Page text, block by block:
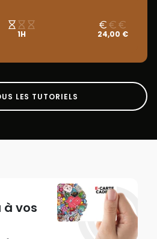
1H 24,00 €
LES TUTORIELS
à vos